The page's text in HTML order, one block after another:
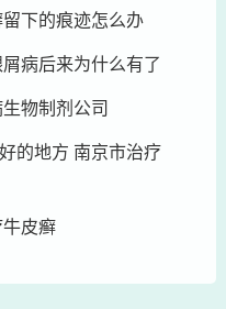
下的痕迹怎么办
病后来为什么有了
物制剂公司
的地方 南京市治疗
皮癣